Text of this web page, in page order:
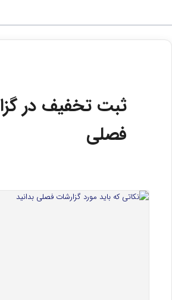
ثبت تخفیف در
فصلی